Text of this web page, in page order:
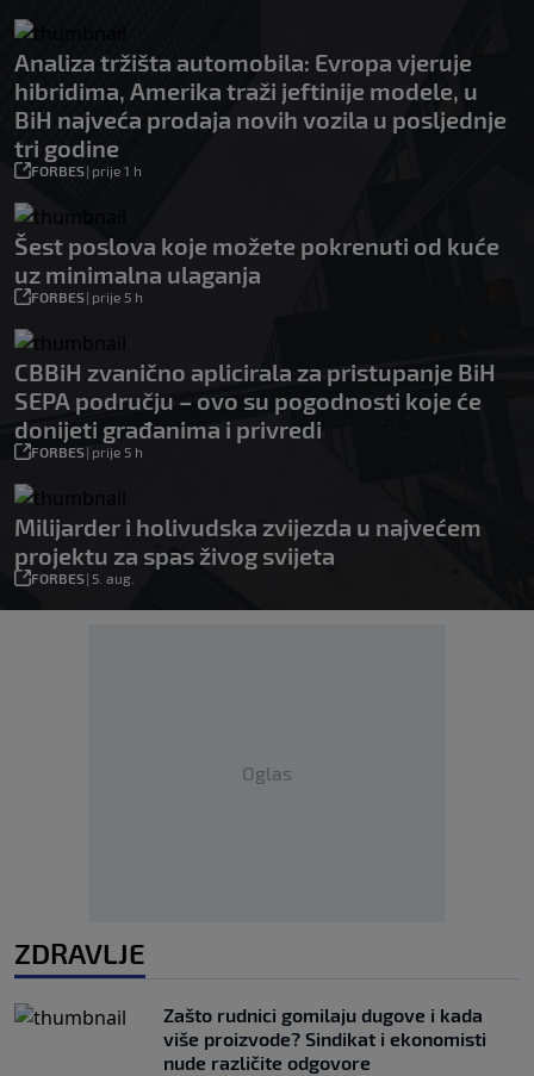
Analiza tržišta automobila: Evropa vjeruje
hibridima, Amerika traži jeftinije modele, u
BiH najveća prodaja novih vozila u posljednje
tri godine
FORBES| prije 1 h
Šest poslova koje možete pokrenuti od kuće
uz minimalna ulaganja
FORBES| prije 5 h
CBBiH zvanično aplicirala za pristupanje BiH
SEPA području – ovo su pogodnosti koje će
donijeti građanima i privredi
FORBES| prije 5 h
Milijarder i holivudska zvijezda u najvećem
projektu za spas živog svijeta
FORBES| 5. aug.
Oglas
ZDRAVLJE
Zašto rudnici gomilaju dugove i kada
više proizvode? Sindikat i ekonomisti
nude različite odgovore